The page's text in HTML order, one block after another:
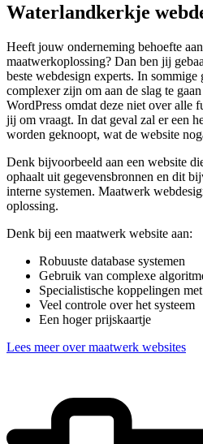
Waterlandkerkje
Heeft jouw onderneming behoefte
maatwerkoplossing? Dan ben jij
beste webdesign experts. In sommige
complexer zijn om aan de slag te
WordPress omdat deze niet over alle
jij om vraagt. In dat geval zal er een
worden geknoopt, wat de website
Denk bijvoorbeeld aan een website
ophaalt uit gegevensbronnen en dit
interne systemen. Maatwerk
oplossing.
Denk bij een maatwerk website aan:
Robuuste database systemen
Gebruik van complexe
Specialistische koppelingen
Veel controle over het systeem
Een hoger prijskaartje
Lees meer over maatwerk websites